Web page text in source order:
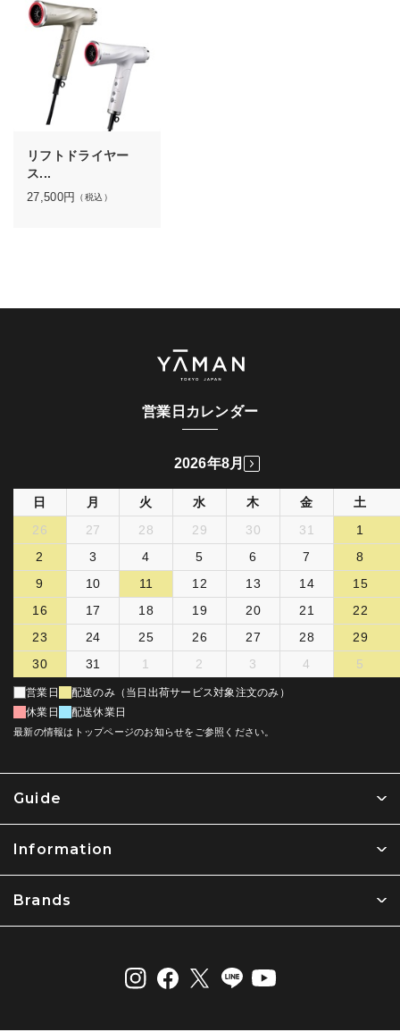
リフトドライヤー
ス...
27,500円 （税込）
Guide
Information
Brands
営業日カレンダー
2026年8月
日 月 火 水 木 金
土
26
27 28 29 30 31
1
2
3 4 5 6 7
8
9
10 11 12 13 14
15
16
17 18 19 20 21
22
23
24 25 26 27 28
29
30
31 1 2 3 4 5
営業日
配送のみ（当日出荷サービス対象注文のみ）
休業日
配送休業日
最新の情報はトップページのお知らせをご参照ください。